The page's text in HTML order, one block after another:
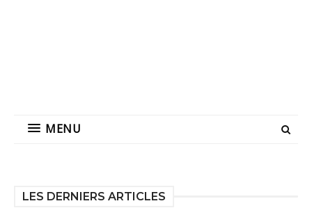
MENU
LES DERNIERS ARTICLES